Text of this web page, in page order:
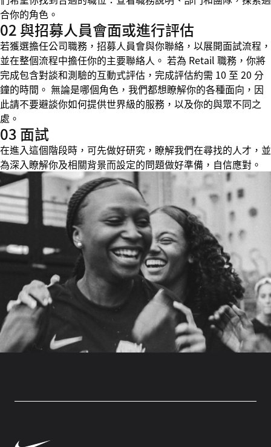
合你的角色。
02 與招募人員會面或進行評估
若獲選擔任公司職務，招募人員會與你聯絡，以展開面試流程，
並在整個流程中擔任你的主要聯絡人。 若為 Retail 職務，你將
完成包含對談和測驗的互動式評估，完成評估約需 10 至 20 分
鐘的時間。 無論是哪個角色，我們都想瞭解你的各種面向，因
此請不要避談你如何提供世界級的服務，以及你的與眾不同之
處。
03 面試
在進入這個階段時，可先做好研究，瞭解我們在尋找的人才，並
為深入瞭解你及相關背景而設定的問題做好準備，自信應對。